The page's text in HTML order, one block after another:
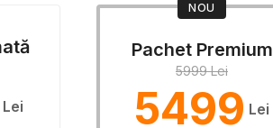
Lei
NOU
Pachet Premium
5999 Lei
5499 Lei